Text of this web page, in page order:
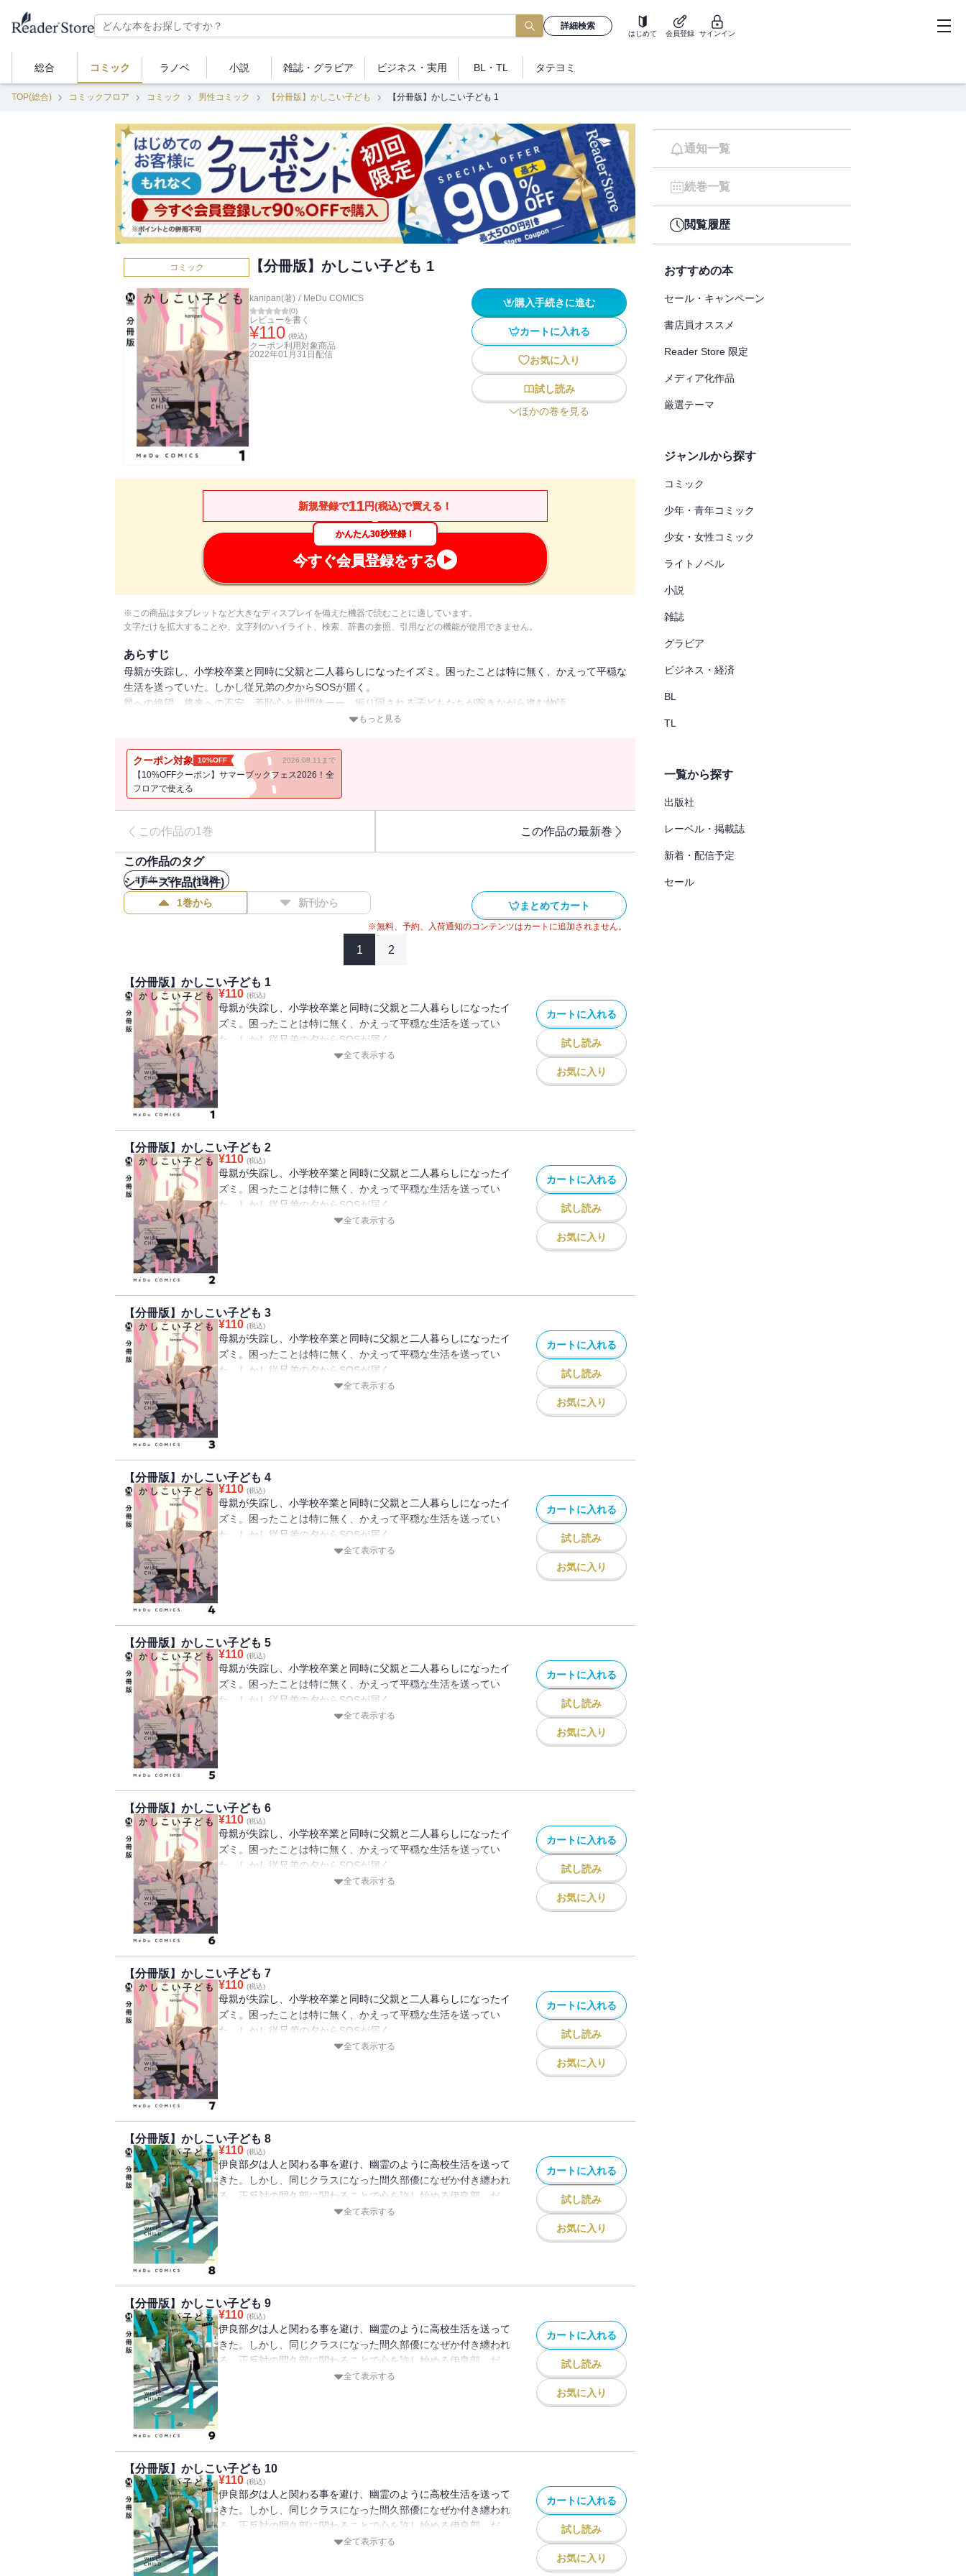
詳細検索
はじめて 会員登録 サインイン
総合 コミック ラノベ 小説 雑誌・ グラビア ビジネス ・実用 BL・TL タテヨミ
TOP(総合) コミックフロア コミック 男性コミック 【分冊版】かしこい子ども 【分冊版】かしこい子ども 1
コミック 【分冊版】かしこい子ども 1
kanipan(著) / MeDu COMICS
(0)
レビューを書く
¥110 (税込)
クーポン利用対象商品
2022年01月31日 配信
購入手続きに進む
カートに入れる
お気に入り
試し読み
ほかの巻を見る
新規登録で11円(税込)で買える！
かんたん30秒登録！
今すぐ会員登録をする
※この商品はタブレットなど大きなディスプレイを備えた機器で読むことに適しています。
文字だけを拡大することや、文字列のハイライト、検索、辞書の参照、引用などの機能が使用できません。
あらすじ
母親が失踪し、小学校卒業と同時に父親と二人暮らしになったイズミ。困ったことは特に無く、かえって平穏な
生活を送っていた。しかし従兄弟の夕からSOSが届く。
親への絶望、将来への不安、羞恥心と世間体ーー。振り回される子どもたちが踠きながら進む物語。
もっと見る
クーポン対象 10%OFF 2026.08.11まで
【10%OFFクーポン】サマーブックフェス2026！全
フロアで使える
この作品の1巻 この作品の最新巻
この作品のタグ
#青年コミック分冊版
シリーズ作品(14件)
1巻から 新刊から まとめてカート
※無料、予約、入荷通知のコンテンツはカートに追加されません。
1 2
【分冊版】かしこい子ども 1
¥110 (税込)
母親が失踪し、小学校卒業と同時に父親と二人暮らしになったイ
ズミ。困ったことは特に無く、かえって平穏な生活を送ってい
た。しかし従兄弟の夕からSOSが届く。
親への絶望、将来への不安、羞恥心と世間体ーー。振り回される
全て表示する
カートに入れる
試し読み
お気に入り
【分冊版】かしこい子ども 2
¥110 (税込)
母親が失踪し、小学校卒業と同時に父親と二人暮らしになったイ
ズミ。困ったことは特に無く、かえって平穏な生活を送ってい
た。しかし従兄弟の夕からSOSが届く。
親への絶望、将来への不安、羞恥心と世間体ーー。振り回される
全て表示する
カートに入れる
試し読み
お気に入り
【分冊版】かしこい子ども 3
¥110 (税込)
母親が失踪し、小学校卒業と同時に父親と二人暮らしになったイ
ズミ。困ったことは特に無く、かえって平穏な生活を送ってい
た。しかし従兄弟の夕からSOSが届く。
親への絶望、将来への不安、羞恥心と世間体ーー。振り回される
全て表示する
カートに入れる
試し読み
お気に入り
【分冊版】かしこい子ども 4
¥110 (税込)
母親が失踪し、小学校卒業と同時に父親と二人暮らしになったイ
ズミ。困ったことは特に無く、かえって平穏な生活を送ってい
た。しかし従兄弟の夕からSOSが届く。
親への絶望、将来への不安、羞恥心と世間体ーー。振り回される
全て表示する
カートに入れる
試し読み
お気に入り
【分冊版】かしこい子ども 5
¥110 (税込)
母親が失踪し、小学校卒業と同時に父親と二人暮らしになったイ
ズミ。困ったことは特に無く、かえって平穏な生活を送ってい
た。しかし従兄弟の夕からSOSが届く。
親への絶望、将来への不安、羞恥心と世間体ーー。振り回される
全て表示する
カートに入れる
試し読み
お気に入り
【分冊版】かしこい子ども 6
¥110 (税込)
母親が失踪し、小学校卒業と同時に父親と二人暮らしになったイ
ズミ。困ったことは特に無く、かえって平穏な生活を送ってい
た。しかし従兄弟の夕からSOSが届く。
親への絶望、将来への不安、羞恥心と世間体ーー。振り回される
全て表示する
カートに入れる
試し読み
お気に入り
【分冊版】かしこい子ども 7
¥110 (税込)
母親が失踪し、小学校卒業と同時に父親と二人暮らしになったイ
ズミ。困ったことは特に無く、かえって平穏な生活を送ってい
た。しかし従兄弟の夕からSOSが届く。
親への絶望、将来への不安、羞恥心と世間体ーー。振り回される
全て表示する
カートに入れる
試し読み
お気に入り
【分冊版】かしこい子ども 8
¥110 (税込)
伊良部夕は人と関わる事を避け、幽霊のように高校生活を送って
きた。しかし、同じクラスになった間久部優になぜか付き纏われ
る。正反対の間久部に関わることで心を許し始める伊良部。だ
が、間久部にはある事情があってーー？
内容が異なる場合がございます。
全て表示する
カートに入れる
試し読み
お気に入り
【分冊版】かしこい子ども 9
¥110 (税込)
伊良部夕は人と関わる事を避け、幽霊のように高校生活を送って
きた。しかし、同じクラスになった間久部優になぜか付き纏われ
る。正反対の間久部に関わることで心を許し始める伊良部。だ
が、間久部にはある事情があってーー？
※この作品は『COMIC MeDu』掲載時のものです。単行本版と
内容が異なる場合がございます。
全て表示する
カートに入れる
試し読み
お気に入り
【分冊版】かしこい子ども 10
¥110 (税込)
伊良部夕は人と関わる事を避け、幽霊のように高校生活を送って
きた。しかし、同じクラスになった間久部優になぜか付き纏われ
る。正反対の間久部に関わることで心を許し始める伊良部。だ
が、間久部にはある事情があってーー？
全て表示する
カートに入れる
試し読み
お気に入り
通知一覧
続巻一覧
閲覧履歴
おすすめの本
セール・キャンペーン
書店員オススメ
Reader Store 限定
メディア化作品
厳選テーマ
ジャンルから探す
コミック
少年・青年コミック
少女・女性コミック
ライトノベル
小説
雑誌
グラビア
ビジネス・経済
BL
TL
一覧から探す
出版社
レーベル・掲載誌
新着・配信予定
セール